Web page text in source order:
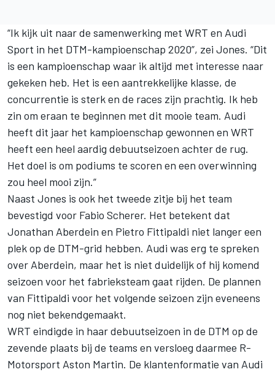
“Ik kijk uit naar de samenwerking met WRT en Audi
Sport in het DTM-kampioenschap 2020”, zei Jones. “Dit
is een kampioenschap waar ik altijd met interesse naar
gekeken heb. Het is een aantrekkelijke klasse, de
concurrentie is sterk en de races zijn prachtig. Ik heb
zin om eraan te beginnen met dit mooie team. Audi
heeft dit jaar het kampioenschap gewonnen en WRT
heeft een heel aardig debuutseizoen achter de rug.
Het doel is om podiums te scoren en een overwinning
zou heel mooi zijn.”
Naast Jones is ook het tweede zitje bij het team
bevestigd voor Fabio Scherer. Het betekent dat
Jonathan Aberdein en Pietro Fittipaldi niet langer een
plek op de DTM-grid hebben. Audi was erg te spreken
over Aberdein, maar het is niet duidelijk of hij komend
seizoen voor het fabrieksteam gaat rijden. De plannen
van Fittipaldi voor het volgende seizoen zijn eveneens
nog niet bekendgemaakt.
WRT eindigde in haar debuutseizoen in de DTM op de
zevende plaats bij de teams en versloeg daarmee R-
Motorsport Aston Martin. De klantenformatie van Audi